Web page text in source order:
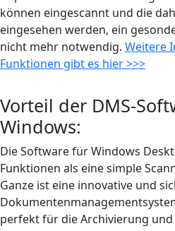
können eingescannt und die
eingesehen werden, ein
nicht mehr notwendig. Weitere
Funktionen gibt es hier >>>
Vorteil der DMS-
Windows:
Die Software für Windows
Funktionen als eine simple
Ganze ist eine innovative und
perfekt für die Archivierung